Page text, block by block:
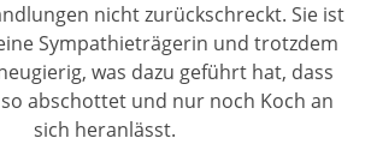
nicht zurückschreckt. Sie ist
Sympathieträgerin und trotzdem
was dazu geführt hat, dass
so abschottet und nur noch Koch an
sich heranlässt.